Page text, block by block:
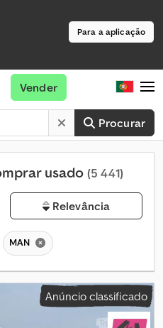
Para a aplicação
Procurar
Vender
usado (5 441)
Relevância
MAN
Anúncio classificado